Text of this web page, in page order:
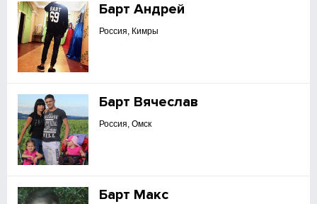
Барт Андрей
Россия, Кимры
Барт Вячеслав
Россия, Омск
Барт Макс